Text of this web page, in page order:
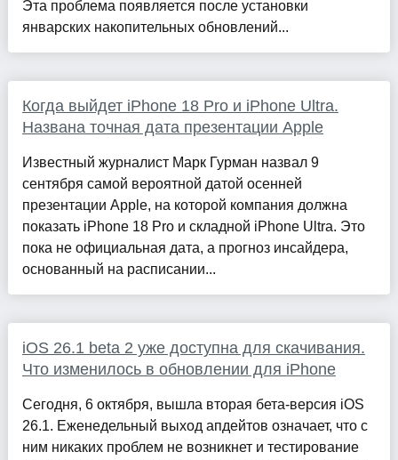
Эта проблема появляется после установки
январских накопительных обновлений...
Когда выйдет iPhone 18 Pro и iPhone Ultra.
Названа точная дата презентации Apple
Известный журналист Марк Гурман назвал 9
сентября самой вероятной датой осенней
презентации Apple, на которой компания должна
показать iPhone 18 Pro и складной iPhone Ultra. Это
пока не официальная дата, а прогноз инсайдера,
основанный на расписании...
iOS 26.1 beta 2 уже доступна для скачивания.
Что изменилось в обновлении для iPhone
Сегодня, 6 октября, вышла вторая бета-версия iOS
26.1. Еженедельный выход апдейтов означает, что с
ним никаких проблем не возникнет и тестирование